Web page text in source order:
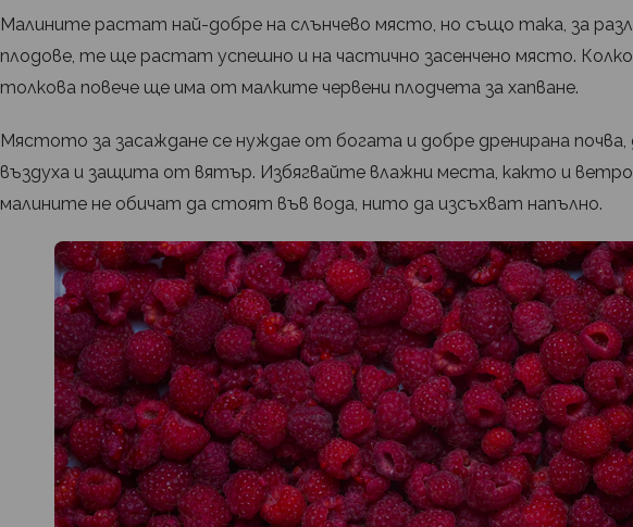
Малините растат най-добре на слънчево място, но също така, за
плодове, те ще растат успешно и на частично засенчено място.
толкова повече ще има от малките червени плодчета за хапване.
Мястото за засаждане се нуждае от богата и добре дренирана почва,
въздуха и защита от вятър. Избягвайте влажни места, както и
малините не обичат да стоят във вода, нито да изсъхват напълно.